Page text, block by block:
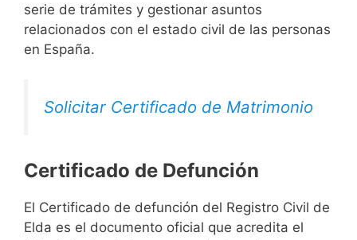
serie de trámites y gestionar asuntos
relacionados con el estado civil de las personas
en España.
Solicitar Certificado de Matrimonio
Certificado de Defunción
El Certificado de defunción del Registro Civil de
Elda es el documento oficial que acredita el